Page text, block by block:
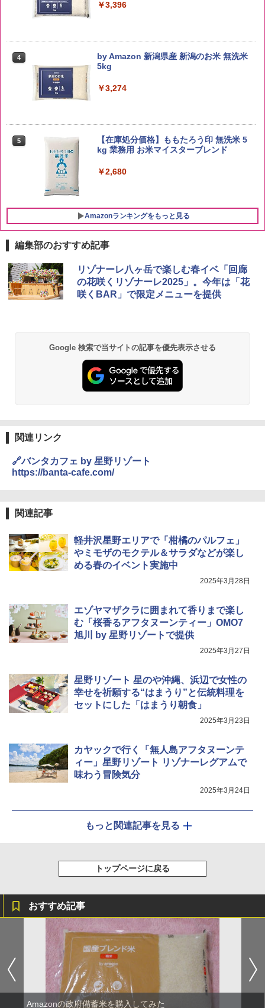
￥3,396
4
by Amazon 新潟県産 新潟のお米 無洗米
5kg
￥3,274
5
【在庫処分価格】ももたろう印 無洗米 5
kg 業務用 お米マイスターブレンド
￥2,680
Amazonランキングをもっと見る
1
ブラックニッカ ニッカ Nikka ウィスキ
ー4000ml ブラックニッカクリア ウヰス
キー 【日本 アサヒ ウィスキー】 大容量
お得 4リットル
角瓶 2700ml サントリー ウイスキー ハ
イボール 大容量
イスキー ハイボール 缶
￥4,939
容量 4リットル
￥4,345
5
サントリー シングルモルト ウイスキー
白州 Story of the Distillery 2026 化粧箱
入 700ml
1
チキンラーメン どんぶり 85g×12個 日清
食品 インスタント カップ麺
￥1,939
【公式】ブタメン とんこつ味 35g×15個
麺 小腹 インスタント アウトドアにも ロ
ーリングストック 大人買い おやつカン
パニー
￥1,451
ップ麺 78g×20個
4
カップヌードル カップヌードルPRO シ
ーフードヌードル 高たんぱく&低糖質 さ
らに塩分控えめ 78g×12個
国分 tabete だし麺 千葉県産はまぐりだ
し 塩らーめん 108g×10袋 保存食 備蓄
1
[山善] スチームオーブンレンジ 25L 一人
暮らし 二人暮らし フラットテーブル ス
チーム調理 自動メニュー19種搭載 角皿
付き ブラック MRK-F250TSV(B)
シャープ 過熱水蒸気 オーブンレンジ 26
L コンベクション 2段調理 ホワイト RE-
SS26B-W
￥32,800
高効率 15L 一人暮らし 二人暮らし スチ
ーム調理 フラットテーブル トースト機
能 自動メニュー33種 簡単お手入れ ブラ
4
TOSHIBA(東芝) スチームオーブンレン
ジ 石窯ドーム ER-D80A(K) ブラック 25
0℃ 1段調理 フラットテーブル 電子レン
ジ 赤外線センサー ノンフライ調理 簡単
らし ファミリー
￥34,546
AX-XJ1-B ブラック 30L 2段調理 コンベ
クション トースト機能
￥44,800
編集部のおすすめ記事
リゾナーレ八ヶ岳で楽しむ春イベ「回廊
の花咲くリゾナーレ2025」。今年は「花
咲くBAR」で限定メニューを提供
Google 検索で当サイトの記事を優先表示させる
関連リンク
🔗バンタカフェ by 星野リゾート
https://banta-cafe.com/
関連記事
軽井沢星野エリアで「柑橘のパルフェ」
やミモザのモクテル＆サラダなどが楽し
める春のイベント実施中
2025年3月28日
エゾヤマザクラに囲まれて香りまで楽し
む「桜香るアフタヌーンティー」OMO7
旭川 by 星野リゾートで提供
2025年3月27日
星野リゾート 星のや沖縄、浜辺で女性の
幸せを祈願する“はまうり”と伝統料理を
セットにした「はまうり朝食」
2025年3月23日
カヤックで行く「無人島アフタヌーンテ
ィー」星野リゾート リゾナーレグアムで
味わう冒険気分
2025年3月24日
もっと関連記事を見る
トップページに戻る
おすすめ記事
Amazonの政府備蓄米を購入してみた